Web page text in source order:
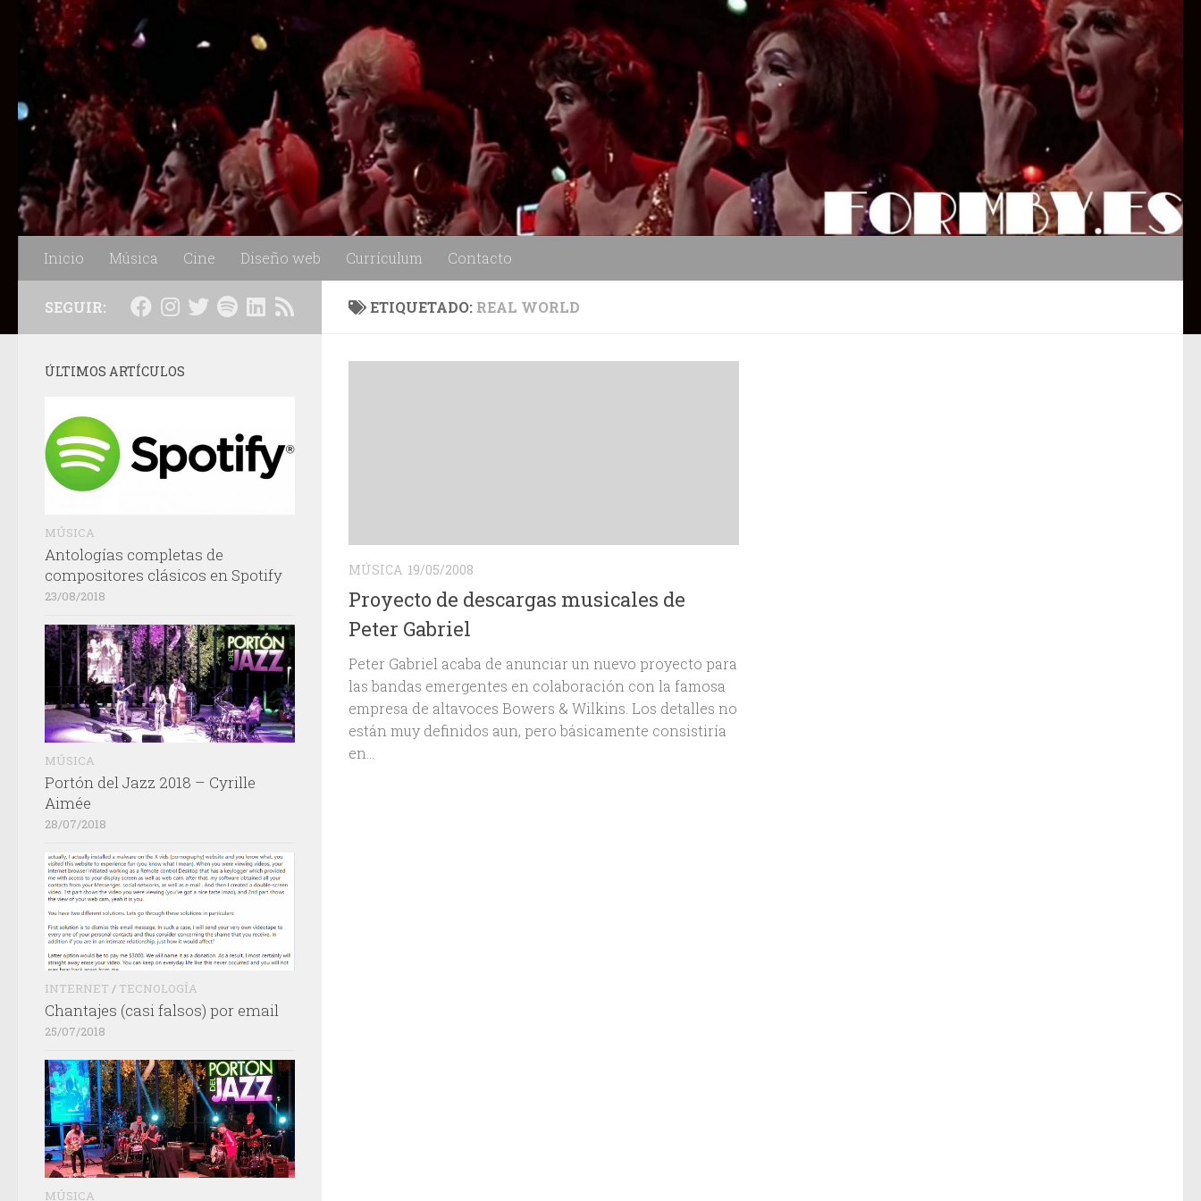
Saltar al contenido
Inicio Música Cine Diseño web Currículum Contacto
ETIQUETADO: REAL WORLD
MÚSICA 19/05/2008
Proyecto de descargas musicales de
Peter Gabriel
Peter Gabriel acaba de anunciar un nuevo proyecto para
las bandas emergentes en colaboración con la famosa
empresa de altavoces Bowers & Wilkins. Los detalles no
están muy definidos aun, pero básicamente consistiría
en...
SEGUIR:
ÚLTIMOS ARTÍCULOS
MÚSICA
Antologías completas de
compositores clásicos en Spotify
23/08/2018
MÚSICA
Portón del Jazz 2018 – Cyrille
Aimée
28/07/2018
INTERNET / TECNOLOGÍA
Chantajes (casi falsos) por email
25/07/2018
MÚSICA